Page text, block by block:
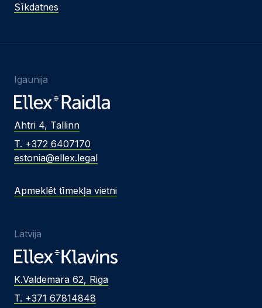
Sīkdatnes
Igaunija
Ahtri 4, Tallinn
T. +372 6407170
estonia@ellex.legal
Apmeklēt tīmekļa vietni
Latvija
K.Valdemara 62, Riga
T. +371 67814848